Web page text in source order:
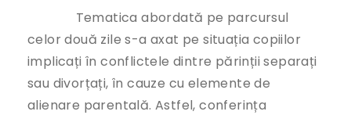
Tematica abordată pe parcursul
celor două zile s-a axat pe situația copiilor
implicați în conflictele dintre părinții separați
sau divorțați, în cauze cu elemente de
alienare parentală. Astfel, conferința